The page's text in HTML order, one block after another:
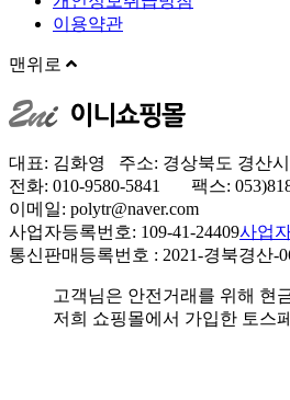
이용약관
맨위로
대표: 김화영 주소: 경상북도 경산
전화: 010-9580-5841 팩스:
이메일: polytr@naver.com
사업자등록번호: 109-41-24409사업
통신판매등록번호 : 2021‐경북경산
고객님은 안전거래를 위해 현
저희 쇼핑몰에서 가입한 토스